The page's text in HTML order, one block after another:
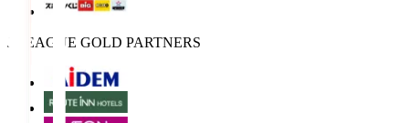
J.LEAGUE GOLD PARTNERS